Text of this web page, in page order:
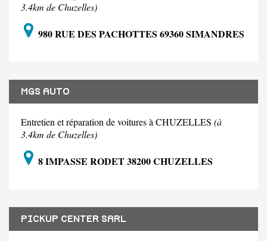
3.4km de Chuzelles)
980 RUE DES PACHOTTES 69360 SIMANDRES
MGS AUTO
Entretien et réparation de voitures à CHUZELLES (à
3.4km de Chuzelles)
8 IMPASSE RODET 38200 CHUZELLES
PICKUP CENTER SARL